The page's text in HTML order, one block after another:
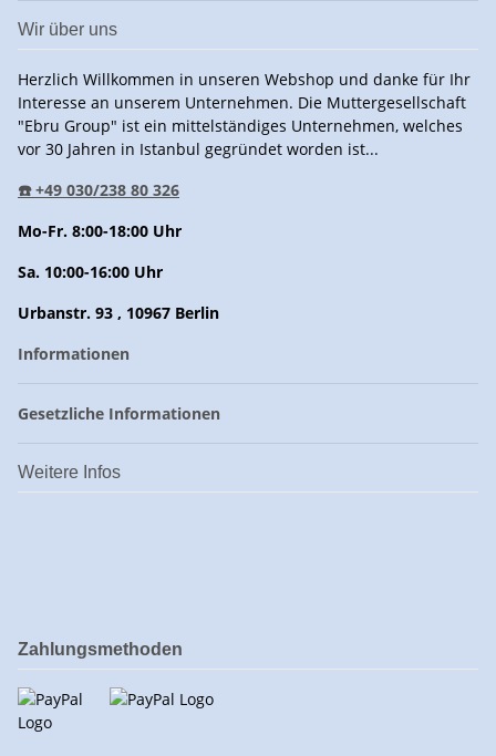
Wir über uns
Herzlich Willkommen in unseren Webshop und danke für Ihr
Interesse an unserem Unternehmen. Die Muttergesellschaft
"Ebru Group" ist ein mittelständiges Unternehmen, welches
vor 30 Jahren in Istanbul gegründet worden ist...
☎️ +49 030/238 80 326
Mo-Fr. 8:00-18:00 Uhr
Sa. 10:00-16:00 Uhr
Urbanstr. 93 , 10967 Berlin
Informationen
Gesetzliche Informationen
Weitere Infos
Zahlungsmethoden